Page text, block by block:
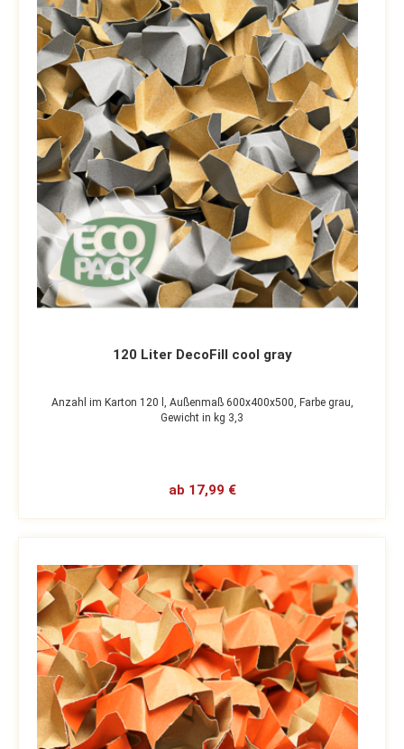
120 Liter DecoFill cool gray
Anzahl im Karton 120 l, Außenmaß 600x400x500, Farbe grau,
Gewicht in kg 3,3
ab 17,99 €